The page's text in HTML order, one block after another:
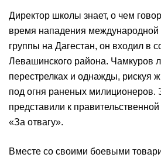
Директор школы знает, о чем
время нападения международной
группы на Дагестан, он входил в
Левашинского района. Чамкуров
перестрелках и однажды, рискуя
под огня раненых милиционеров.
представили к
«За отвагу».
Вместе со своими боевыми